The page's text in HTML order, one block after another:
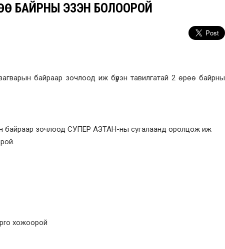
БАЙРНЫ ЭЗЭН БОЛООРОЙ
байраар зочлоод иж бүрэн тавилгатай 2 өрөө байрны
байраар зочлоод СУПЕР АЗТАН-ны сугалаанд оролцож иж
хожоорой